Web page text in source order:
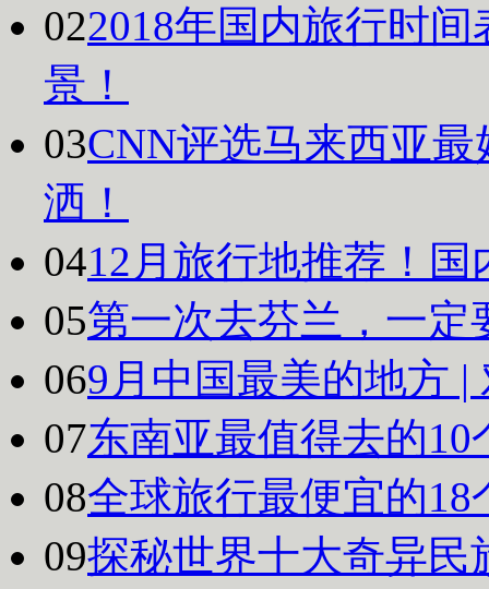
022018年国内旅行时
景！
03CNN评选马来西亚
洒！
0412月旅行地推荐！
05第一次去芬兰，一定
069月中国最美的地方
07东南亚最值得去的
08全球旅行最便宜的
09探秘世界十大奇异民